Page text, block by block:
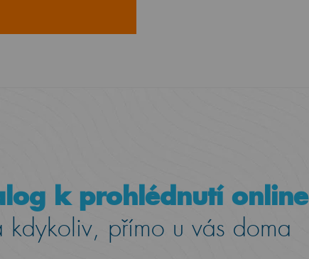
k prohlédnutí online
kdykoliv, přímo u vás doma